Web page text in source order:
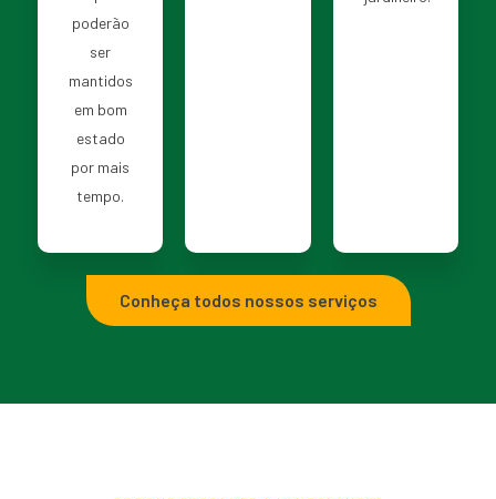
poderão
ser
mantidos
em bom
estado
por mais
tempo.
Conheça todos nossos serviços